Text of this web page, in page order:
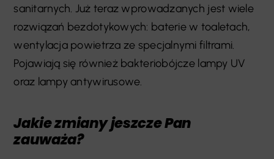
sanitarnych. Już teraz wprowadzanych jest wiele
rozwiązań bezdotykowych: baterie w toaletach,
wentylacja powietrza ze specjalnymi filtrami.
Pojawiają się również bakteriobójcze lampy UV
oraz lampy antywirusowe.
Jakie zmiany jeszcze Pan
zauważa?